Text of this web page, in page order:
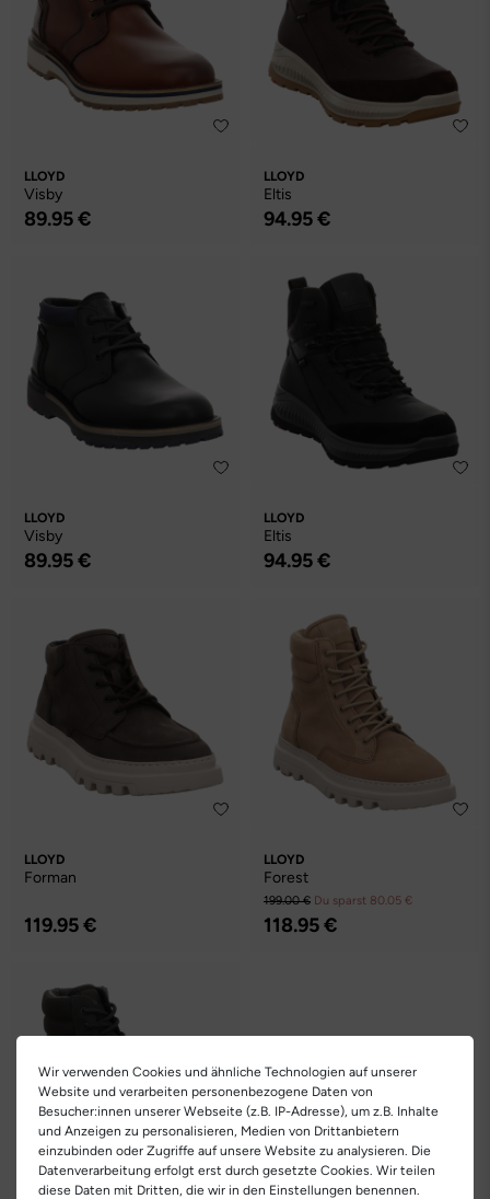
LLOYD
Visby
89.95 €
LLOYD
Eltis
94.95 €
LLOYD
Visby
89.95 €
LLOYD
Eltis
94.95 €
LLOYD
Forman
119.95 €
LLOYD
Forest
199.00 € Du sparst 80.05 €
118.95 €
Wir verwenden Cookies und ähnliche Technologien auf unserer
Website und verarbeiten personenbezogene Daten von
Besucher:innen unserer Webseite (z.B. IP-Adresse), um z.B. Inhalte
und Anzeigen zu personalisieren, Medien von Drittanbietern
einzubinden oder Zugriffe auf unsere Website zu analysieren. Die
Datenverarbeitung erfolgt erst durch gesetzte Cookies. Wir teilen
diese Daten mit Dritten, die wir in den Einstellungen benennen.